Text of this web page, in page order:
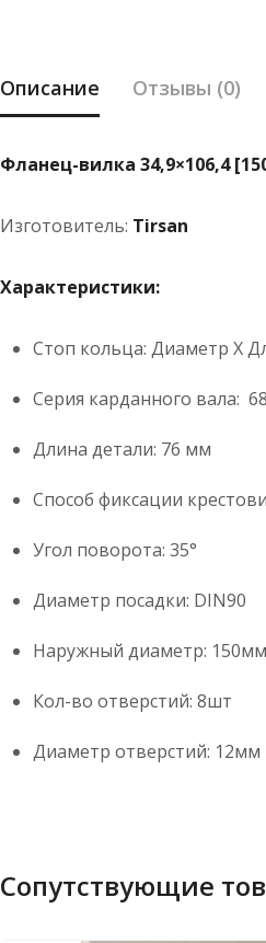
Описание Отзывы (0)
Фланец-вилка 34,9×106,4
Изготовитель: Tirsan
Характеристики:
Стоп кольца: Диаметр X
Серия карданного вала:
Длина детали: 76 мм
Способ фиксации
Угол поворота: 35°
Диаметр посадки: DIN90
Наружный диаметр: 150мм
Кол-во отверстий: 8шт
Диаметр отверстий: 12мм
Сопутствующие